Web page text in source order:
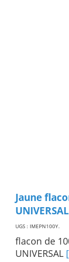
Jaune
UNIVERSAL
UGS : IMEPN100Y.
flacon de
UNIVERSAL